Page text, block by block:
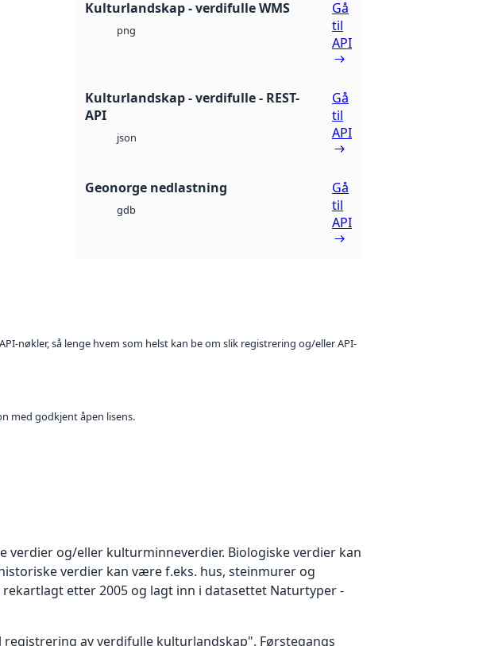
Kulturlandskap - verdifulle WMS
png
Gå
til
API
Kulturlandskap - verdifulle - REST-
API
json
Gå
til
API
Geonorge nedlastning
gdb
Gå
til
API
nøkler, så lenge hvem som helst kan be om slik registrering og/eller API-
med godkjent åpen lisens.
og/eller kulturminneverdier. Biologiske verdier kan
verdier kan være f.eks. hus, steinmurer og
etter 2005 og lagt inn i datasettet Naturtyper -
av verdifulle kulturlandskap". Førstegangs